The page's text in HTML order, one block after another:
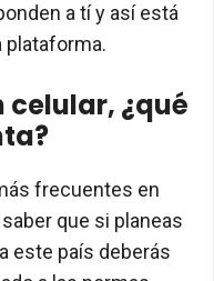
a tí y así está
plataforma.
celular, ¿qué
frecuentes en
que si planeas
este país deberás